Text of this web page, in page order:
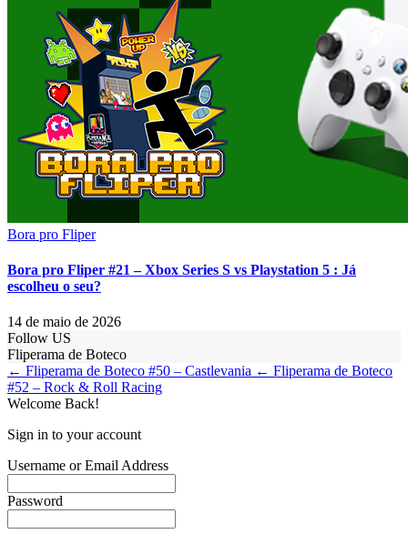
Bora pro Fliper
Bora pro Fliper #21 – Xbox Series S vs Playstation 5 : Já
escolheu o seu?
14 de maio de 2026
Follow US
Fliperama de Boteco
← Fliperama de Boteco #50 – Castlevania ← Fliperama de Boteco
#52 – Rock & Roll Racing
Welcome Back!
Sign in to your account
Username or Email Address
Password